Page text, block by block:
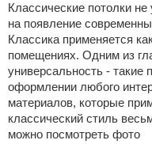
Классические потолки
на появление
Классика применяется
помещениях. Одним из
универсальность - такие
оформлении любого
материалов, которые
классический стиль
можно посмотреть фото